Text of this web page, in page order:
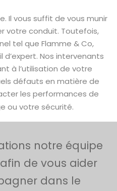
Il vous suffit de vous munir
votre conduit. Toutefois,
tel que Flamme & Co,
d’expert. Nos intervenants
à l’utilisation de votre
défauts en matière de
les performances de
ou votre sécurité.
notre équipe
de vous aider
dans le